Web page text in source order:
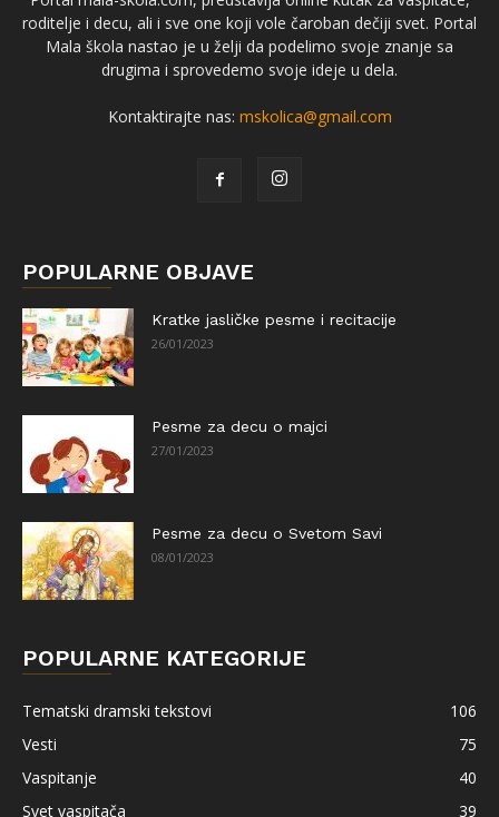
roditelje i decu, ali i sve one koji vole čaroban dečiji svet. Portal
Mala škola nastao je u želji da podelimo svoje znanje sa
drugima i sprovedemo svoje ideje u dela.
Kontaktirajte nas: mskolica@gmail.com
POPULARNE OBJAVE
Kratke jasličke pesme i recitacije
26/01/2023
Pesme za decu o majci
27/01/2023
Pesme za decu o Svetom Savi
08/01/2023
POPULARNE KATEGORIJE
Tematski dramski tekstovi
106
Vesti
75
Vaspitanje
40
Svet vaspitača
39